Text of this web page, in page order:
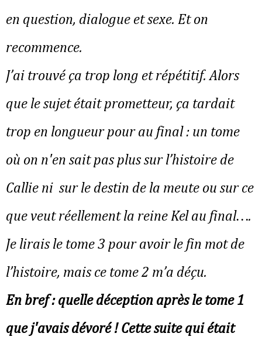
en question, dialogue et sexe. Et on
recommence.
J’ai trouvé ça trop long et répétitif. Alors
que le sujet était prometteur, ça tardait
trop en longueur pour au final : un tome
où on n'en sait pas plus sur l’histoire de
Callie ni sur le destin de la meute ou sur ce
que veut réellement la reine Kel au final….
Je lirais le tome 3 pour avoir le fin mot de
l’histoire, mais ce tome 2 m’a déçu.
En bref : quelle déception après le tome 1
que j'avais dévoré ! Cette suite qui était